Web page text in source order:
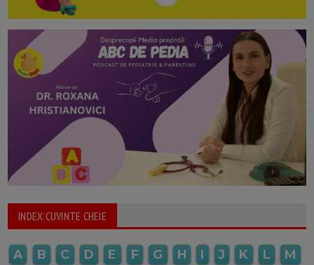
INDEX CUVINTE CHEIE
A B C D E F G H I J K L
M